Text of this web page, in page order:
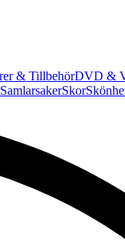
& TillbehörDVD &
SamlarsakerSkor